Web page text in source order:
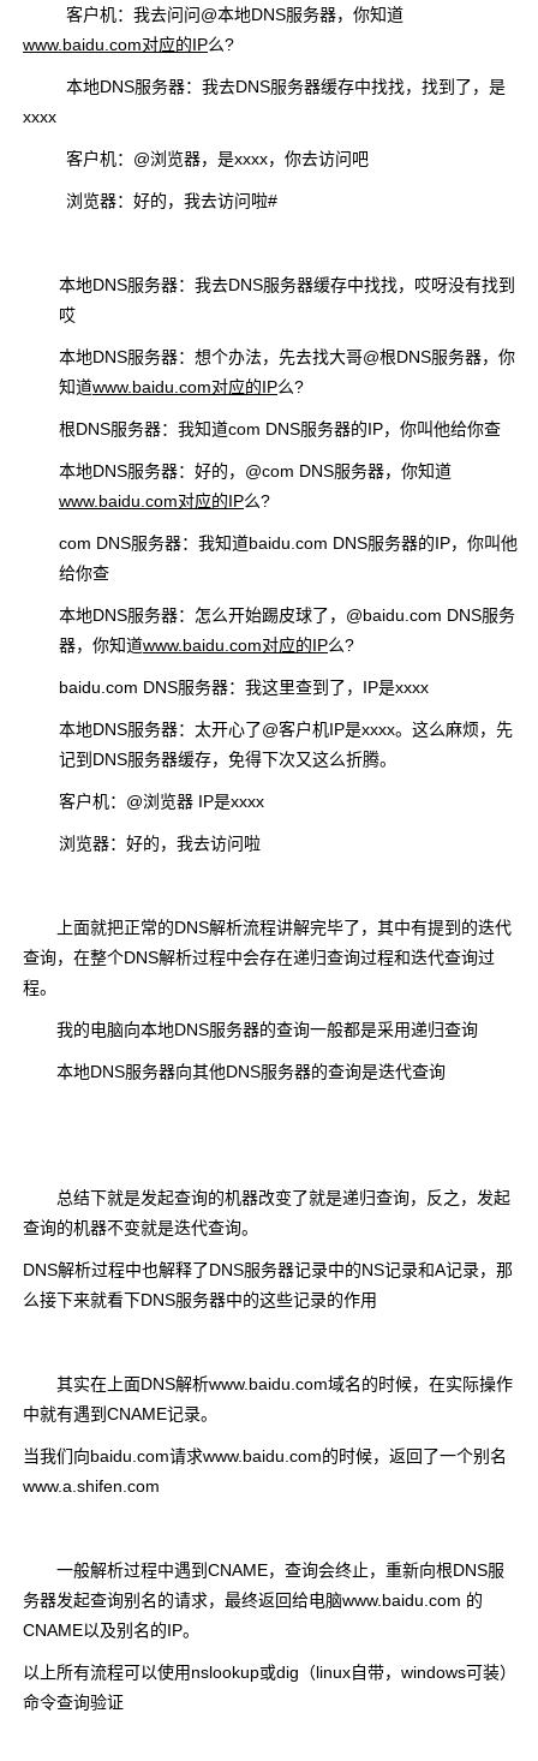
客户机：我去问问@本地DNS服务器，你知道
www.baidu.com对应的IP么?
本地DNS服务器：我去DNS服务器缓存中找找，找到了，是
xxxx
客户机：@浏览器，是xxxx，你去访问吧
浏览器：好的，我去访问啦#
本地DNS服务器：我去DNS服务器缓存中找找，哎呀没有找到
哎
本地DNS服务器：想个办法，先去找大哥@根DNS服务器，你
知道www.baidu.com对应的IP么?
根DNS服务器：我知道com DNS服务器的IP，你叫他给你查
本地DNS服务器：好的，@com DNS服务器，你知道
www.baidu.com对应的IP么?
com DNS服务器：我知道baidu.com DNS服务器的IP，你叫他
给你查
本地DNS服务器：怎么开始踢皮球了，@baidu.com DNS服务
器，你知道www.baidu.com对应的IP么?
baidu.com DNS服务器：我这里查到了，IP是xxxx
本地DNS服务器：太开心了@客户机IP是xxxx。这么麻烦，先
记到DNS服务器缓存，免得下次又这么折腾。
客户机：@浏览器 IP是xxxx
浏览器：好的，我去访问啦
上面就把正常的DNS解析流程讲解完毕了，其中有提到的迭代
查询，在整个DNS解析过程中会存在递归查询过程和迭代查询过
程。
我的电脑向本地DNS服务器的查询一般都是采用递归查询
本地DNS服务器向其他DNS服务器的查询是迭代查询
总结下就是发起查询的机器改变了就是递归查询，反之，发起
查询的机器不变就是迭代查询。
DNS解析过程中也解释了DNS服务器记录中的NS记录和A记录，那
么接下来就看下DNS服务器中的这些记录的作用
其实在上面DNS解析www.baidu.com域名的时候，在实际操作
中就有遇到CNAME记录。
当我们向baidu.com请求www.baidu.com的时候，返回了一个别名
www.a.shifen.com
一般解析过程中遇到CNAME，查询会终止，重新向根DNS服
务器发起查询别名的请求，最终返回给电脑www.baidu.com 的
CNAME以及别名的IP。
以上所有流程可以使用nslookup或dig（linux自带，windows可装）
命令查询验证